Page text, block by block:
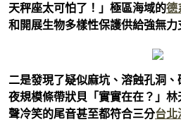
天秤座太可怕了！」極區海域的德
和開展生物多樣性保護供給強無力
二是發現了疑似麻坑、溶蝕孔洞
夜規模條帶狀貝「實實在在？」
聲冷笑的尾音甚至都符合三分台北